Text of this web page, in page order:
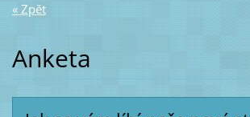
« Zpět
Anketa